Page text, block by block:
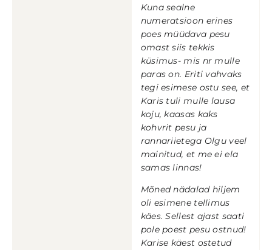
Kuna sealne
numeratsioon erines
poes müüdava pesu
omast siis tekkis
küsimus- mis nr mulle
paras on. Eriti vahvaks
tegi esimese ostu see, et
Karis tuli mulle lausa
koju, kaasas kaks
kohvrit pesu ja
rannariietega Olgu veel
mainitud, et me ei ela
samas linnas!
Mõned nädalad hiljem
oli esimene tellimus
käes. Sellest ajast saati
pole poest pesu ostnud!
Karise käest ostetud